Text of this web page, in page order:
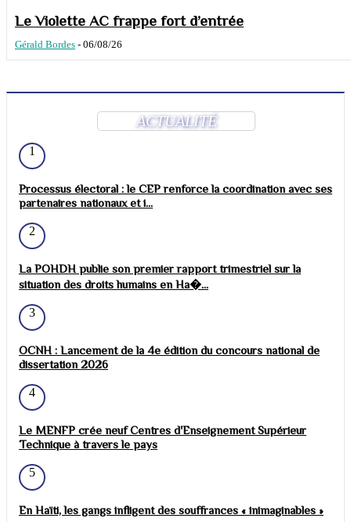
Le Violette AC frappe fort d’entrée
Gérald Bordes - 06/08/26
ACTUALITÉ
1
Processus électoral : le CEP renforce la coordination avec ses
partenaires nationaux et i...
2
La POHDH publie son premier rapport trimestriel sur la
situation des droits humains en Ha�...
3
OCNH : Lancement de la 4e édition du concours national de
dissertation 2026
4
Le MENFP crée neuf Centres d'Enseignement Supérieur
Technique à travers le pays
5
En Haïti, les gangs infligent des souffrances « inimaginables »